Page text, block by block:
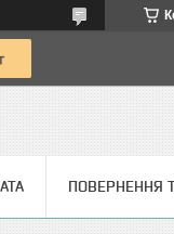
ПОВЕРНЕННЯ